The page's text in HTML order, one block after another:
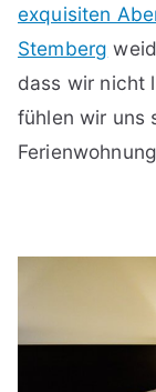
exquisiten
Stemberg
dass wir nicht
fühlen wir uns